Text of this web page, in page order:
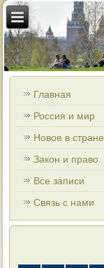
Главная
Россия и мир
Новое в стране
Закон и право
Все записи
Связь с нами